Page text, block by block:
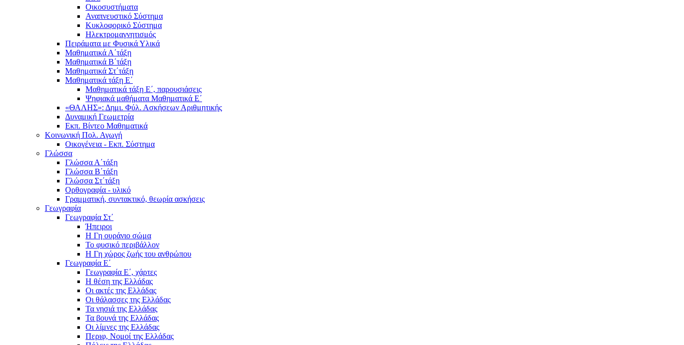
Οικοσυστήματα
Αναπνευστικό Σύστημα
Κυκλοφορικό Σύστημα
Ηλεκτρομαγνητισμός
Πειράματα με Φυσικά Υλικά
Μαθηματικά Α΄τάξη
Μαθηματικά Β΄τάξη
Μαθηματικά Στ΄τάξη
Μαθηματικά τάξη Ε΄
Μαθηματικά τάξη Ε΄, παρουσιάσεις
Ψηφιακά μαθήματα Μαθηματικά Ε΄
«ΘΑΛΗΣ»: Δημι. Φύλ. Ασκήσεων Αριθμητικής
Δυναμική Γεωμετρία
Εκπ. Βίντεο Μαθηματικά
Κοινωνική Πολ. Αγωγή
Οικογένεια - Εκπ. Σύστημα
Γλώσσα
Γλώσσα Α΄τάξη
Γλώσσα Β΄τάξη
Γλώσσα Στ΄τάξη
Ορθογραφία - υλικό
Γραμματική, συντακτικό, θεωρία ασκήσεις
Γεωγραφία
Γεωγραφία Στ΄
Ήπειροι
Η Γη ουράνιο σώμα
Το φυσικό περιβάλλον
Η Γη χώρος ζωής του ανθρώπου
Γεωγραφία Ε΄
Γεωγραφία Ε΄, χάρτες
Η θέση της Ελλάδας
Οι ακτές της Ελλάδας
Οι θάλασσες της Ελλάδας
Τα νησιά της Ελλάδας
Τα βουνά της Ελλάδας
Οι λίμνες της Ελλάδας
Περιφ, Νομοί της Ελλάδας